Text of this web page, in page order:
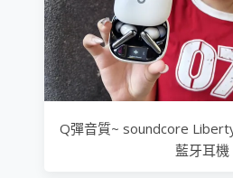
Q彈音質~ soundcore
藍牙耳機